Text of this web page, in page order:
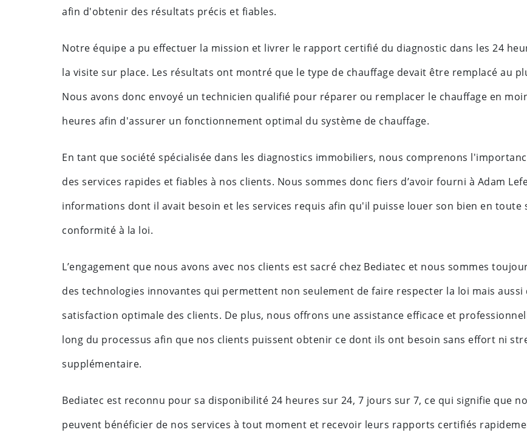
afin d'obtenir des résultats précis et fiables.
Notre équipe a pu effectuer la mission et livrer le rapport certifié du diagnostic dans les 24
la visite sur place. Les résultats ont montré que le type de chauffage devait être remplacé au
Nous avons donc envoyé un technicien qualifié pour réparer ou remplacer le chauffage en
heures afin d'assurer un fonctionnement optimal du système de chauffage.
En tant que société spécialisée dans les diagnostics immobiliers, nous comprenons
des services rapides et fiables à nos clients. Nous sommes donc fiers d’avoir fourni à Adam
informations dont il avait besoin et les services requis afin qu'il puisse louer son bien en toute
conformité à la loi.
L’engagement que nous avons avec nos clients est sacré chez Bediatec et nous sommes
des technologies innovantes qui permettent non seulement de faire respecter la loi mais aussi
satisfaction optimale des clients. De plus, nous offrons une assistance efficace et
long du processus afin que nos clients puissent obtenir ce dont ils ont besoin sans effort ni
supplémentaire.
Bediatec est reconnu pour sa disponibilité 24 heures sur 24, 7 jours sur 7, ce qui signifie que
peuvent bénéficier de nos services à tout moment et recevoir leurs rapports certifiés